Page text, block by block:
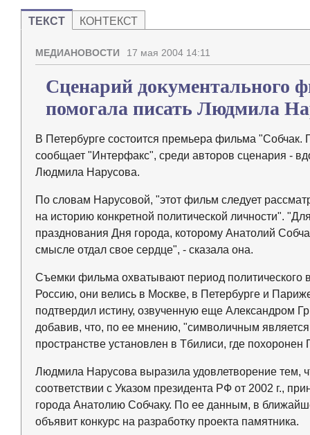
ТЕКСТ КОНТЕКСТ
МЕДИАНОВОСТИ 17 мая 2004 14:11
Сценарий документального
помогала писать Людмила
В Петербурге состоится премьера фильма "Собчак.
сообщает "Интерфакс", среди авторов сценария -
Людмила Hарусова.
По словам Нарусовой, "этот фильм следует
на историю конкретной политической личности".
празднования Дня города, которому Анатолий
смысле отдал свое сердце", - сказала она.
Съемки фильма охватывают период политического
Россию, они велись в Москве, в Петербурге и
подтвердил истину, озвученную еще Александром
добавив, что, по ее мнению, "символичным
пространстве установлен в Тбилиси, где похоронен
Людмила Hарусова выразила удовлетворение тем,
соответствии с Указом президента РФ от 2002 г.,
города Анатолию Собчаку. По ее данным, в
объявит конкурс на разработку проекта памятника.